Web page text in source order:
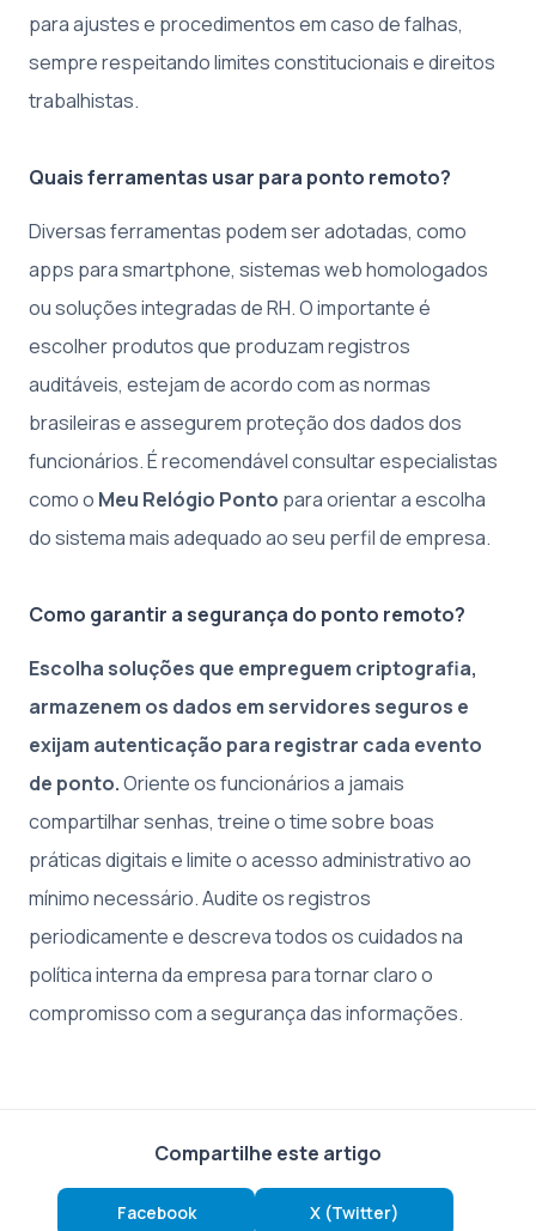
para ajustes e procedimentos em caso de falhas,
sempre respeitando limites constitucionais e direitos
trabalhistas.
Quais ferramentas usar para ponto remoto?
Diversas ferramentas podem ser adotadas, como
apps para smartphone, sistemas web homologados
ou soluções integradas de RH. O importante é
escolher produtos que produzam registros
auditáveis, estejam de acordo com as normas
brasileiras e assegurem proteção dos dados dos
funcionários. É recomendável consultar especialistas
como o Meu Relógio Ponto para orientar a escolha
do sistema mais adequado ao seu perfil de empresa.
Como garantir a segurança do ponto remoto?
Escolha soluções que empreguem criptografia,
armazenem os dados em servidores seguros e
exijam autenticação para registrar cada evento
de ponto.Oriente os funcionários a jamais
compartilhar senhas, treine o time sobre boas
práticas digitais e limite o acesso administrativo ao
mínimo necessário. Audite os registros
periodicamente e descreva todos os cuidados na
política interna da empresa para tornar claro o
compromisso com a segurança das informações.
Compartilhe este artigo
Facebook X (Twitter)